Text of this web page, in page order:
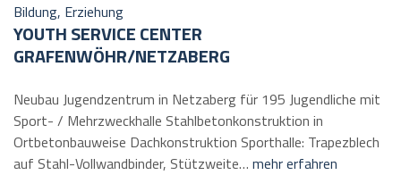
Bildung, Erziehung
YOUTH SERVICE CENTER
GRAFENWÖHR/NETZABERG
Neubau Jugendzentrum in Netzaberg für 195 Jugendliche mit
Sport- / Mehrzweckhalle Stahlbetonkonstruktion in
Ortbetonbauweise Dachkonstruktion Sporthalle: Trapezblech
auf Stahl-Vollwandbinder, Stützweite… mehr erfahren